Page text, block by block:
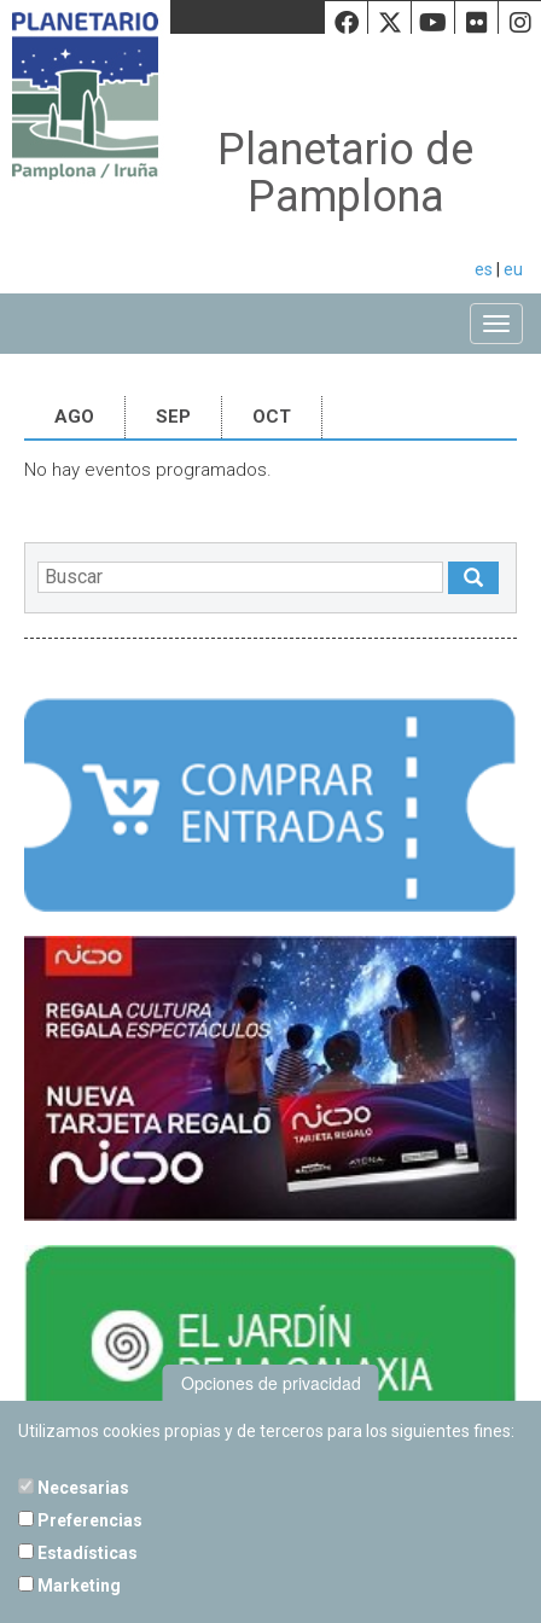
Facebook
Twiiter
Planetario de
Pamplona
es eu
AGO SEP OCT
No hay eventos programados.
Opciones de privacidad
Utilizamos cookies propias y de terceros para los siguientes fines:
Necesarias
Preferencias
Estadísticas
Marketing